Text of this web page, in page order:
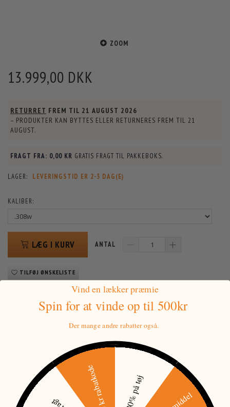
ZOOM
13.999,00 DKK
RETURRET FREM TIL 21 AUGUST 2026
– PRODUKTER KAN BYTTES ELLER RETURNERES FREM TIL 21
AUGUST.
FRAGT FRA: 0,00 KR GRATIS FRAGT TIL PAKKEBOKS.
LAGER: LEVERINGSTID ER 2-3 DAG(E)
KALIBER:
LÆG I KURV ANTAL
TILFØJ ØNSKELISTE
Tikka T3x CTR Adj .308W,
PIBELÆNGDE 510MM
KAN KUN BESTILLES I BUTIKKEN
PRISMATCH
Vind en lækker præmie
Spin for at vindeop til 500kr
Der mange andre rabatter også.
30% på tøj
500 kr rabatkode